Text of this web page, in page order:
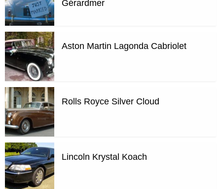
Gérardmer
Aston Martin Lagonda Cabriolet
Rolls Royce Silver Cloud
Lincoln Krystal Koach